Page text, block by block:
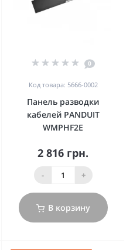
0
Код товара: 5666-0002
Панель разводки
кабелей PANDUIT
WMPHF2E
2 816 грн.
- +
В корзину